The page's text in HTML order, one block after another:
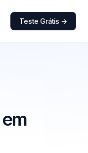
Teste Grátis →